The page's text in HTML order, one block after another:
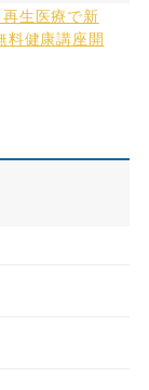
生医療で新
料健康講座開